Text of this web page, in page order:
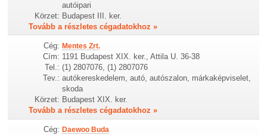
autóipari
Körzet: Budapest III. ker.
Tovább a részletes cégadatokhoz »
Cég: Mentes Zrt.
Cím: 1191 Budapest XIX. ker., Attila U. 36-38
Tel.: (1) 2807076, (1) 2807076
Tev.: autókereskedelem, autó, autószalon, márkaképviselet,
skoda
Körzet: Budapest XIX. ker.
Tovább a részletes cégadatokhoz »
Cég: Daewoo Buda